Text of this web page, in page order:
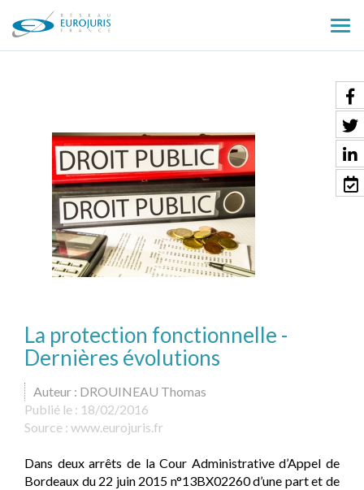
le
La protection fonctionnelle -
Dernières évolutions
Auteur : DROUINEAU Thomas
Publié le : 18/02/2016
Source : www.eurojuris.fr
Dans deux arrêts de la Cour Administrative d’Appel de
Bordeaux du 22 juin 2015 n°13BX02260 d’une part et de